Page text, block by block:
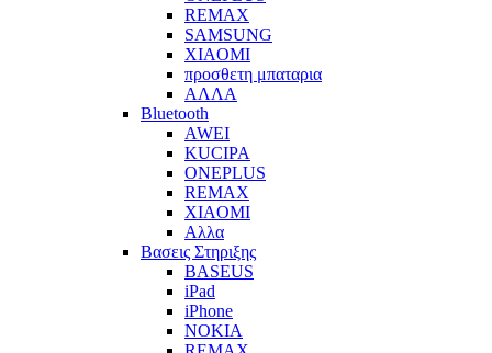
REMAX
SAMSUNG
XIAOMI
προσθετη μπαταρια
ΑΛΛΑ
Bluetooth
AWEI
KUCIPA
ONEPLUS
REMAX
XIAOMI
Αλλα
Βασεις Στηριξης
BASEUS
iPad
iPhone
NOKIA